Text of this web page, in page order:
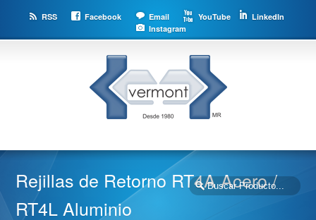
RSS Facebook Email YouTube
LinkedIn
Instagram
Rejillas de Retorno RT4A Acero /
RT4L Aluminio